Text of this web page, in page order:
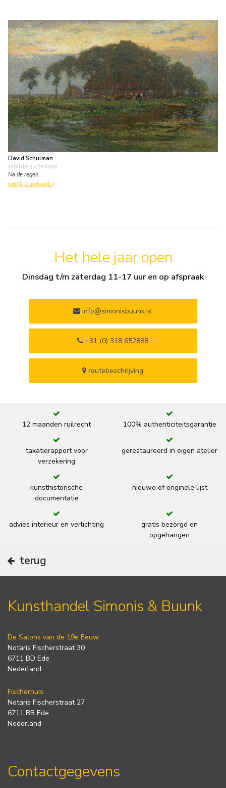
David Schulman
schilderij • te koop
Na de regen
bekijk kunstwerk
Het hele jaar open
Dinsdag t/m zaterdag 11-17 uur en op afspraak
info@simonisbuunk.nl
+31 (0) 318 652888
routebeschrijving
12 maanden ruilrecht 100% authenticiteitsgarantie
taxatierapport voor
verzekering
gerestaureerd in eigen atelier
kunsthistorische
documentatie
nieuwe of originele lijst
advies interieur en verlichting
gratis bezorgd en
opgehangen
terug
Kunsthandel Simonis & Buunk
De Salons van de 19e Eeuw
Notaris Fischerstraat 30
6711 BD Ede
Nederland
Fischerhuis
Notaris Fischerstraat 27
6711 BB Ede
Nederland
Contactgegevens